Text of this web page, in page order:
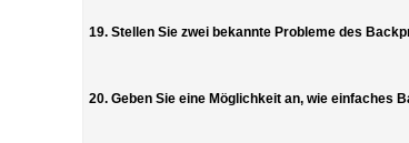
19. Stellen Sie zwei bekannte Probleme des
20. Geben Sie eine Möglichkeit an, wie einfaches